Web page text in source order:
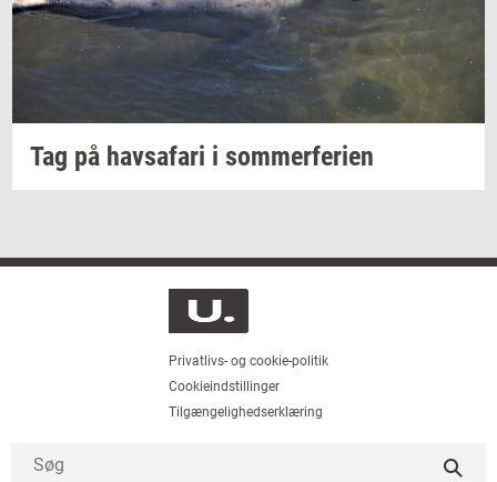
Tag på havs­a­fa­ri i som­mer­fe­ri­en
Privatlivs- og cookie-politik
Cookieindstillinger
Tilgængelighedserklæring